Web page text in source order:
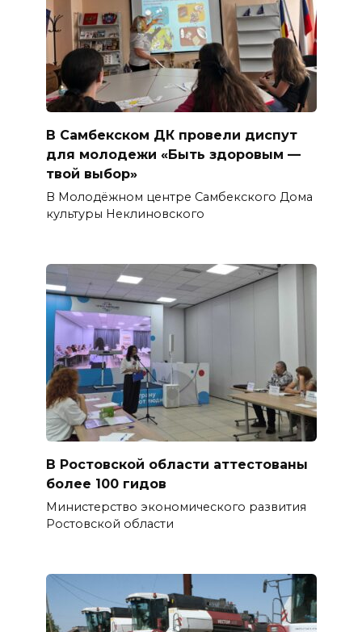
В Самбекском ДК провели диспут
для молодежи «Быть здоровым —
твой выбор»
В Молодёжном центре Самбекского Дома
культуры Неклиновского
В Ростовской области аттестованы
более 100 гидов
Министерство экономического развития
Ростовской области